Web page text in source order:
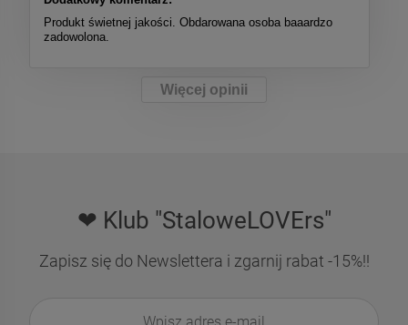
Produkt świetnej jakości. Obdarowana osoba baaardzo
zadowolona.
Więcej opinii
❤ Klub "StaloweLOVErs"
Zapisz się do Newslettera i zgarnij rabat -15%!!